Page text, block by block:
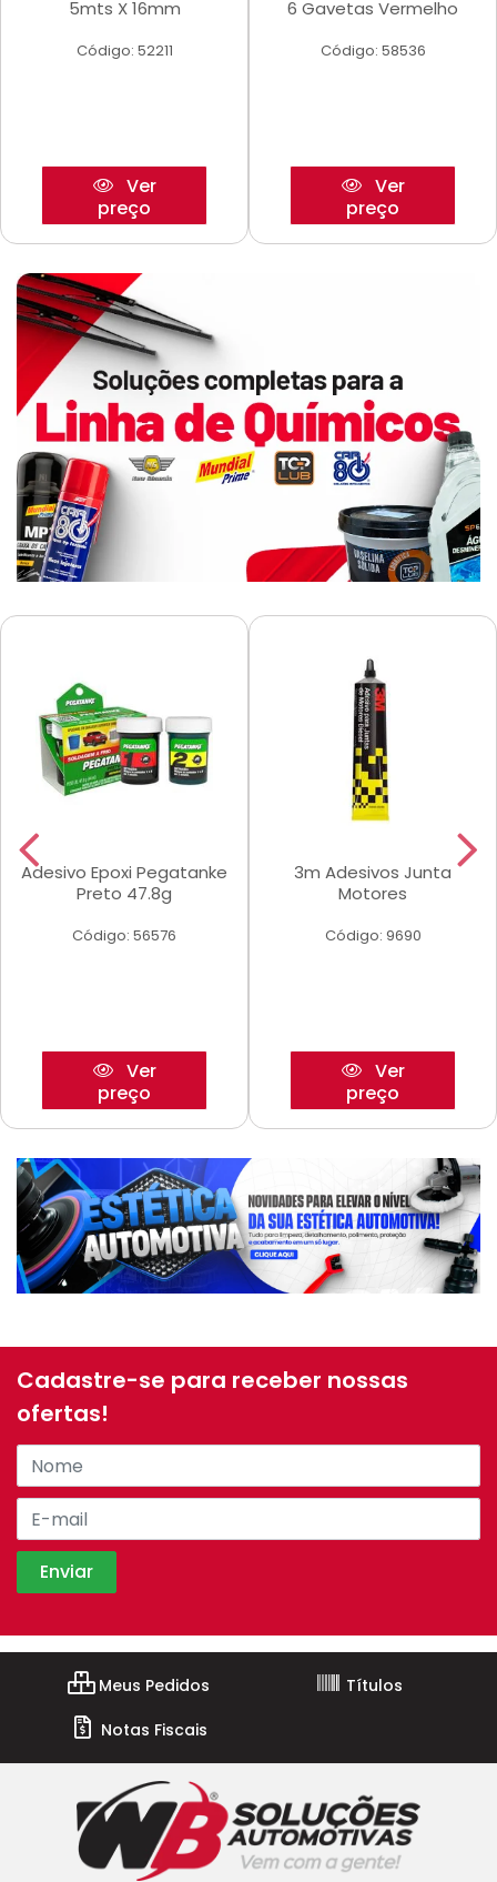
5mts X 16mm
Código: 52211
Ver
preço
6 Gavetas Vermelho
Código: 58536
Ver
preço
Adesivo Epoxi Pegatanke
Preto 47.8g
Código: 56576
Ver
preço
3m Adesivos Junta
Motores
Código: 9690
Ver
preço
Cadastre-se para receber nossas
ofertas!
Meus Pedidos
Títulos
Notas Fiscais